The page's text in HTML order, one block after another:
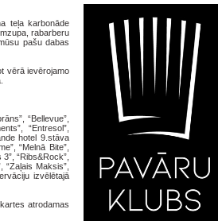
teļa karbonāde
rabarberu
pašu dabas
vērā ievērojamo
“Bellevue”,
“Entresol”,
hotel 9.stāva
“Melnā Bite”,
“Ribs&Rock”,
“Zaļais Maksis”,
izvēlētajā
atrodamas